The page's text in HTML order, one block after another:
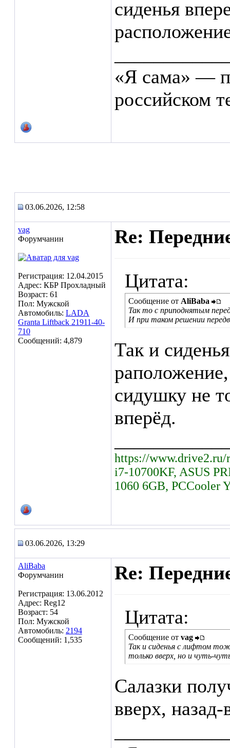
сиденья
«Я сама» —
российском
03.06.2026, 12:58
vag
Форумчанин
Регистрация: 12.04.2015
Адрес: КБР Прохладный
Возраст: 61
Пол: Мужской
Автомобиль: LADA
Granta Liftback 21911-40-
710
Сообщений: 4,879
Re:
Цитата:
Сообщение от AliBaba
Так то с приподнятым
И при таком решении
Так и
сидушку не
вперёд.
https://www.drive2.ru/
i7-10700KF, ASUS
1060 6GB, PCCooler
03.06.2026, 13:29
AliBaba
Форумчанин
Регистрация: 13.06.2012
Адрес: Reg12
Возраст: 54
Пол: Мужской
Автомобиль: 2194
Сообщений: 1,535
Re:
Цитата:
Сообщение от vag
Так и сиденья с лифтом
только вверх, но и чуть-
Салазки
вверх,